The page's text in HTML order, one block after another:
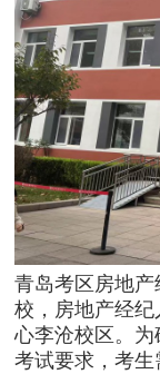
青岛考区房地
校，房地产经
心李沧校区。
考试要求，考